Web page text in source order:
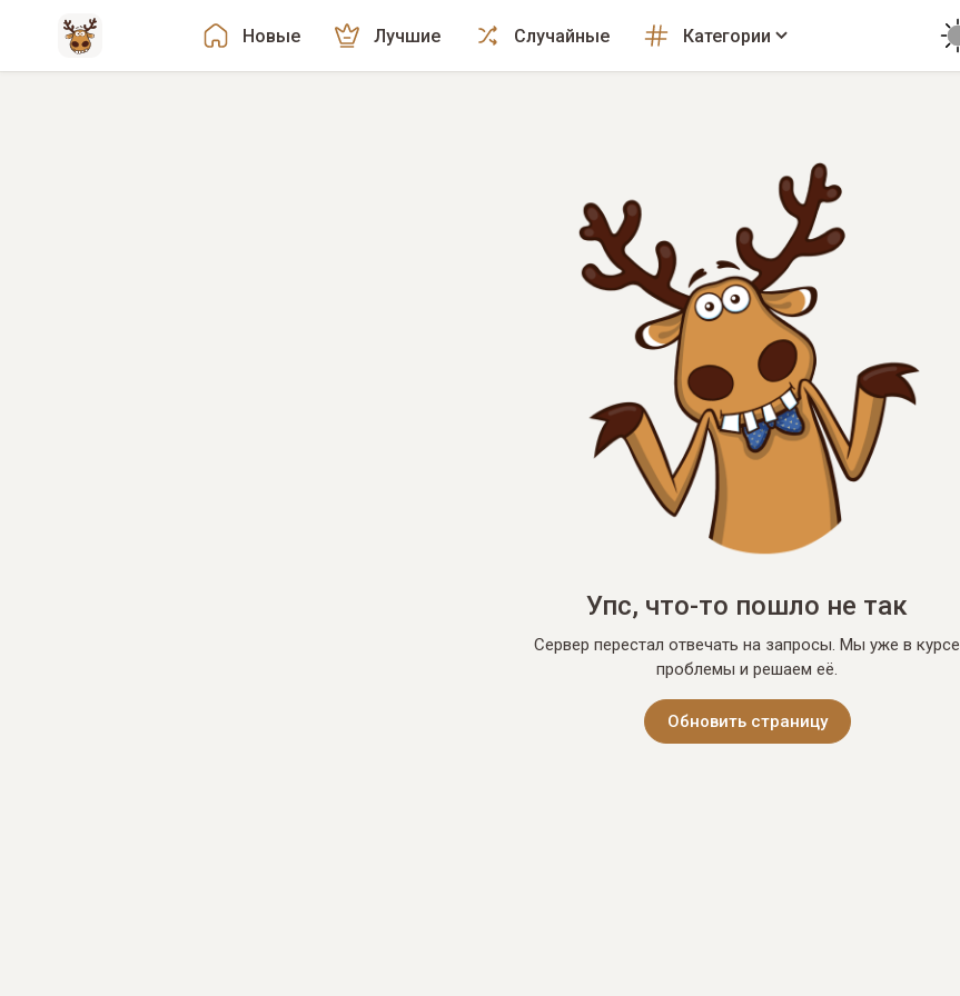
Новые Лучшие Случайные Категории
Упс, что-то пошло не так
Сервер перестал отвечать на запросы. Мы уже в курсе
проблемы и решаем её.
Обновить страницу